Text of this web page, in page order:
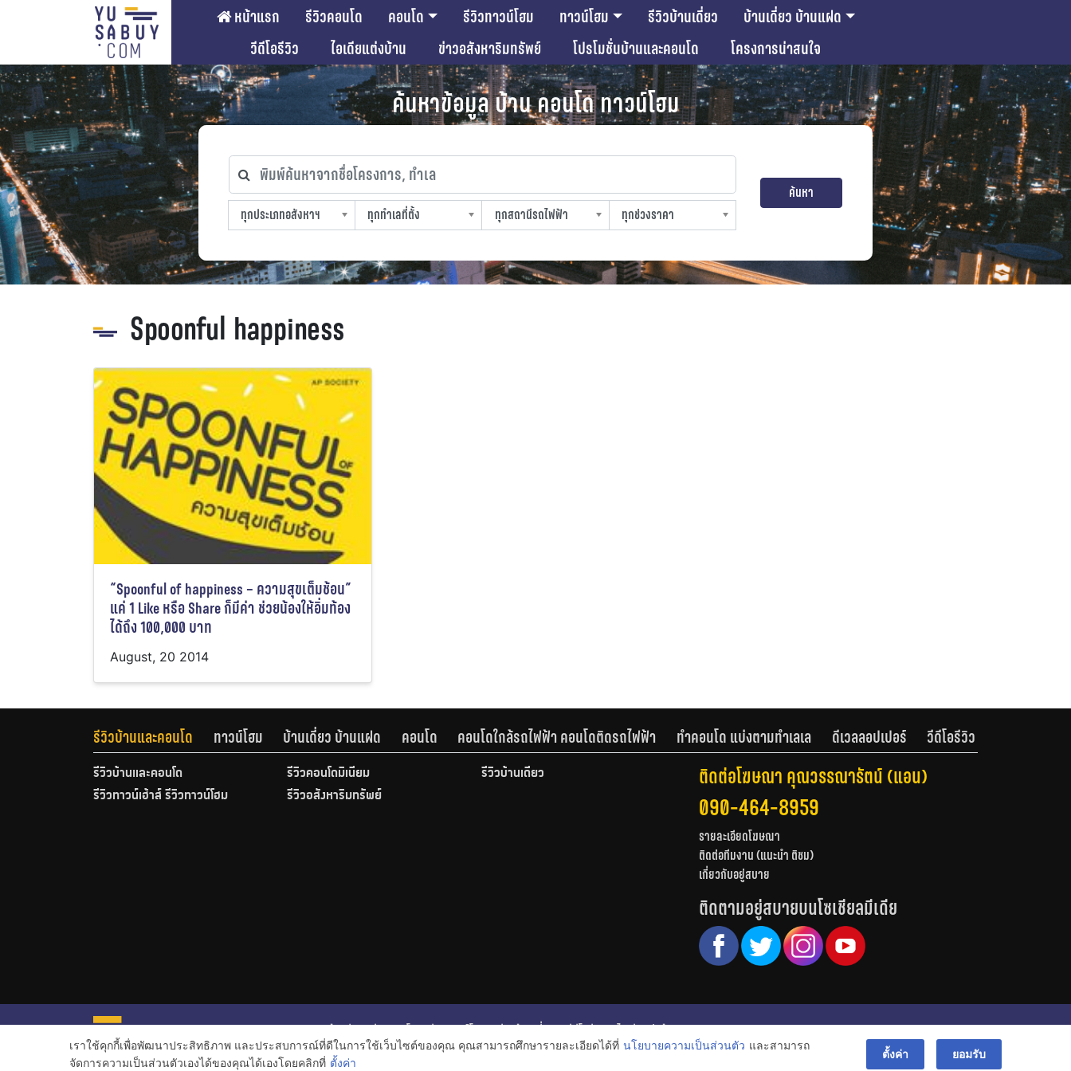
หน้าแรก รีวิวคอนโด คอนโด รีวิวทาวน์โฮม ทาวน์โฮม รีวิวบ้านเดี่ยว
บ้านเดี่ยว บ้านแฝด
วีดีโอรีวิว
ไอเดียแต่งบ้าน ข่าวอสังหาริมทรัพย์ โปรโมชั่นบ้านและคอนโด โครงการน่าสนใจ
ค้นหาข้อมูล บ้าน คอนโด ทาวน์โฮม
พิมพ์ค้นหาจากชื่อโครงการ, ทำเล
ทุกประเภทอสังหาฯ
ทุกประเภทอสังหาฯ
ทุกทำเลที่ตั้ง
ทุกทำเลที่ตั้ง
ทุกสถานีรถไฟฟ้า
ทุกสถานีรถไฟฟ้า
ทุกช่วงราคา
ทุกช่วงราคา
ค้นหา
Spoonful happiness
“Spoonful of happiness – ความสุขเต็มช้อน”
แค่ 1 Like หรือ Share ก็มีค่า ช่วยน้องให้อิ่มท้อง
ได้ถึง 100,000 บาท
August, 20 2014
รีวิวบ้านและคอนโด ทาวน์โฮม บ้านเดี่ยว บ้านแฝด คอนโด คอนโดใกล้รถไฟฟ้า คอนโดติดรถไฟฟ้า ทำคอนโด แบ่งตามทำเลเล ดีเวลลอปเปอร์ วีดีโอรีวิว
รีวิวบ้านและคอนโด รีวิวคอนโดมิเนียม
รีวิวบ้านเดี่ยว
รีวิวทาวน์เฮ้าส์ รีวิวทาวน์โฮม
รีวิวอสังหาริมทรัพย์
ติดต่อโฆษณา คุณวรรณารัตน์ (แอน)
090-464-8959
รายละเอียดโฆษณา
ติดต่อทีมงาน (แนะนำ ติชม)
เกี่ยวกับอยู่สบาย
ติดตามอยู่สบายบนโซเชียลมีเดีย
หน้าหลัก รีวิวคอนโด รีวิวทาวน์โฮม รีวิวบ้านเดี่ยว วีดีโอรีวิว
ไอเดียแต่งบ้าน
ข่าวอสังหาริมทรัพย์
โปรโมชั่นบ้านและคอนโด
© สงวนลิขสิทธิ์ 2556-2564
เราใช้คุกกี้เพื่อพัฒนาประสิทธิภาพ และประสบการณ์ที่ดีในการใช้เว็บไซต์ของคุณ คุณสามารถศึกษารายละเอียดได้ที่ นโยบายความเป็นส่วนตัว และสามารถ
จัดการความเป็นส่วนตัวเองได้ของคุณได้เองโดยคลิกที่ ตั้งค่า
ตั้งค่า ยอมรับ